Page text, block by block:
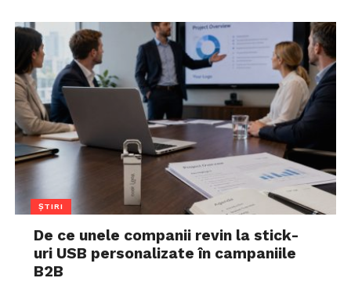
ȘTIRI
De ce unele companii revin la stick-
uri USB personalizate în campaniile
B2B